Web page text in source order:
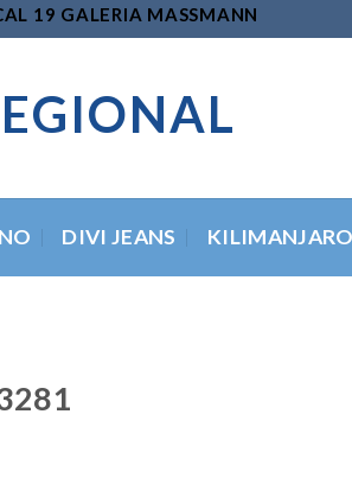
19 GALERIA MASSMANN
DIVI JEANS KILIMANJARO